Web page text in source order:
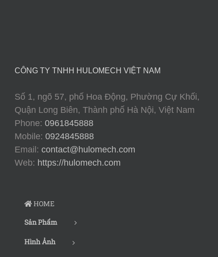
CÔNG TY TNHH HULOMECH VIỆT NAM
Số 1, ngõ 57, phố Hoa Động, Phường Cự Khối,
Quận Long Biên, Thành phố Hà Nội, Việt Nam
Phone: 0961845888
Mobile: 0924845888
Email: contact@hulomech.com
Web: https://hulomech.com
HOME
Sản Phẩm
Hình Ảnh